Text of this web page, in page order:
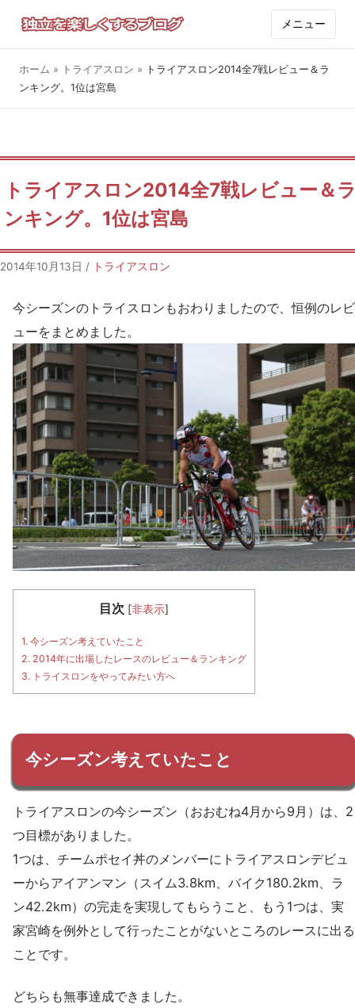
メニュー
ホーム » トライアスロン » トライアスロン2014全7戦レビュー＆ラ
ンキング。1位は宮島
トライアスロン2014全7戦レビュー＆
ンキング。1位は宮島
2014年10月13日 / トライアスロン
今シーズンのトライスロンもおわりましたので、恒例のレビ
ューをまとめました。
目次 [非表示]
1. 今シーズン考えていたこと
2. 2014年に出場したレースのレビュー＆ランキング
3. トライスロンをやってみたい方へ
今シーズン考えていたこと
トライアスロンの今シーズン（おおむね4月から9月）は、2
つ目標がありました。
1つは、チームポセイ丼のメンバーにトライアスロンデビュ
ーからアイアンマン（スイム3.8km、バイク180.2km、ラ
ン42.2km）の完走を実現してもらうこと、もう1つは、実
家宮崎を例外として行ったことがないところのレースに出る
ことです。
どちらも無事達成できました。